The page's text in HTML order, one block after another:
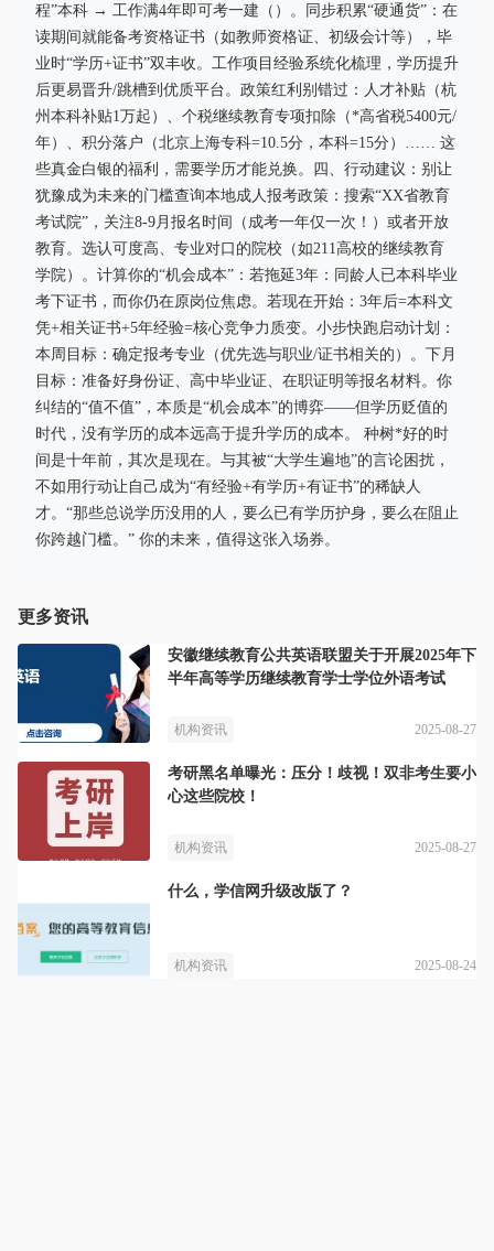
程”本科 → 工作满4年即可考一建（）。同步积累“硬通货”：在
读期间就能备考资格证书（如教师资格证、初级会计等），毕
业时“学历+证书”双丰收。工作项目经验系统化梳理，学历提升
后更易晋升/跳槽到优质平台。政策红利别错过：人才补贴（杭
州本科补贴1万起）、个税继续教育专项扣除（*高省税5400元/
年）、积分落户（北京上海专科=10.5分，本科=15分）…… 这
些真金白银的福利，需要学历才能兑换。四、行动建议：别让
犹豫成为未来的门槛查询本地成人报考政策：搜索“XX省教育
考试院”，关注8-9月报名时间（成考一年仅一次！）或者开放
教育。选认可度高、专业对口的院校（如211高校的继续教育
学院）。计算你的“机会成本”：若拖延3年：同龄人已本科毕业
考下证书，而你仍在原岗位焦虑。若现在开始：3年后=本科文
凭+相关证书+5年经验=核心竞争力质变。小步快跑启动计划：
本周目标：确定报考专业（优先选与职业/证书相关的）。下月
目标：准备好身份证、高中毕业证、在职证明等报名材料。你
纠结的“值不值”，本质是“机会成本”的博弈——但学历贬值的
时代，没有学历的成本远高于提升学历的成本。 种树*好的时
间是十年前，其次是现在。与其被“大学生遍地”的言论困扰，
不如用行动让自己成为“有经验+有学历+有证书”的稀缺人
才。“那些总说学历没用的人，要么已有学历护身，要么在阻止
你跨越门槛。” 你的未来，值得这张入场券。
更多资讯
安徽继续教育公共英语联盟关于开展2025年下
半年高等学历继续教育学士学位外语考试
机构资讯 2025-08-27
考研黑名单曝光：压分！歧视！双非考生要小
心这些院校！
机构资讯 2025-08-27
什么，学信网升级改版了？
机构资讯 2025-08-24